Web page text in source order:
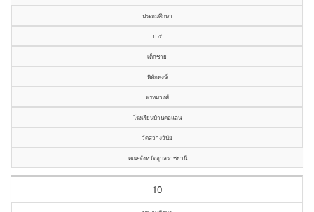
ประถมศึกษา
ป.๕
เด็กชาย
พิทักพงษ์
พรหมวงศ์
โรงเรียนบ้านคอแลน
วัดสว่างวินัย
คณะจังหวัดอุบลราชธานี
10